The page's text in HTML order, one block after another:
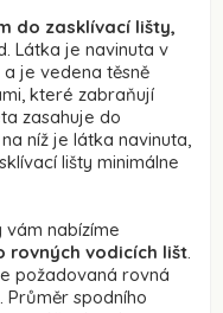
do zasklívací lišty,
Látka je navinuta v
je vedena těsně
které zabraňují
zasahuje do
níž je látka navinuta,
lišty minimálne
vám nabízíme
rovných vodicích lišt.
požadovaná rovná
Průměr spodního